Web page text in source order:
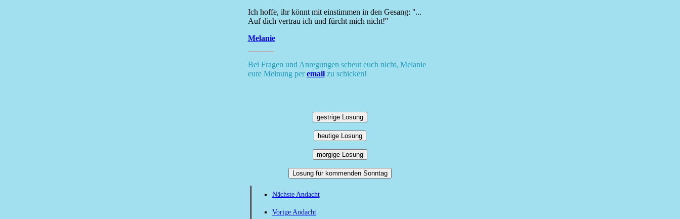
Ich hoffe, ihr könnt mit einstimmen in den Gesang: ''...
Auf dich vertrau ich und fürcht mich nicht!''
Melanie
Bei Fragen und Anregungen scheut euch nicht, Melanie
eure Meinung peremailzu schicken!
gestrige Losung
heutige Losung
morgige Losung
Losung für kommenden Sonntag
Nächste Andacht
Vorige Andacht